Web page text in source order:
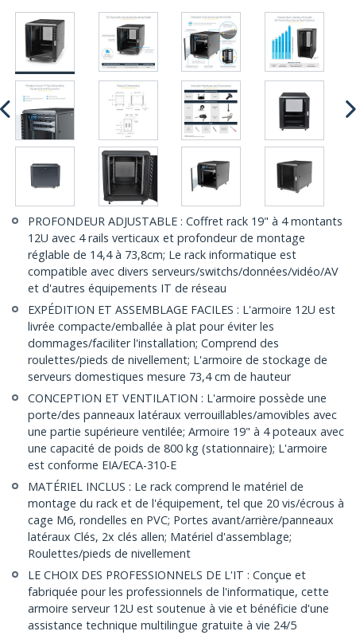
PROFONDEUR ADJUSTABLE : Coffret rack 19" à 4 montants
12U avec 4 rails verticaux et profondeur de montage
réglable de 14,4 à 73,8cm; Le rack informatique est
compatible avec divers serveurs/switchs/données/vidéo/AV
et d'autres équipements IT de réseau
EXPÉDITION ET ASSEMBLAGE FACILES : L'armoire 12U est
livrée compacte/emballée à plat pour éviter les
dommages/faciliter l'installation; Comprend des
roulettes/pieds de nivellement; L'armoire de stockage de
serveurs domestiques mesure 73,4 cm de hauteur
CONCEPTION ET VENTILATION : L'armoire possède une
porte/des panneaux latéraux verrouillables/amovibles avec
une partie supérieure ventilée; Armoire 19" à 4 poteaux avec
une capacité de poids de 800 kg (stationnaire); L'armoire
est conforme EIA/ECA-310-E
MATÉRIEL INCLUS : Le rack comprend le matériel de
montage du rack et de l'équipement, tel que 20 vis/écrous à
cage M6, rondelles en PVC; Portes avant/arrière/panneaux
latéraux Clés, 2x clés allen; Matériel d'assemblage;
Roulettes/pieds de nivellement
LE CHOIX DES PROFESSIONNELS DE L'IT : Conçue et
fabriquée pour les professionnels de l'informatique, cette
armoire serveur 12U est soutenue à vie et bénéficie d'une
assistance technique multilingue gratuite à vie 24/5